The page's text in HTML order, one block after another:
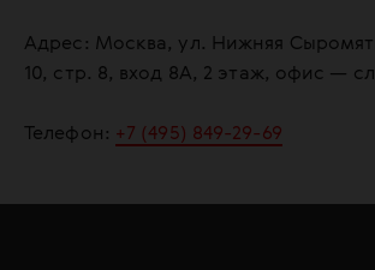
Адрес: Москва, ул. Нижняя
10, стр. 8, вход 8А, 2 этаж, офис —
Телефон: +7 (495) 849-29-69